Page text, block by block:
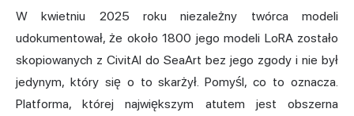
W kwietniu 2025 roku niezależny twórca modeli
udokumentował, że około 1800 jego modeli LoRA zostało
skopiowanych z CivitAI do SeaArt bez jego zgody i nie był
jedynym, który się o to skarżył. Pomyśl, co to oznacza.
Platforma, której największym atutem jest obszerna